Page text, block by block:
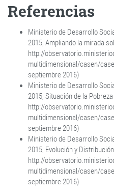
Referencias
Ministerio de Desarrollo
2015, Ampliando la mirada
http://
multidimensional/casen/
septiembre 2016)
Ministerio de Desarrollo
2015, Situación de la Pobreza
http://
multidimensional/casen/
septiembre 2016)
Ministerio de Desarrollo
2015, Evolución y
http://
multidimensional/casen/
septiembre 2016)